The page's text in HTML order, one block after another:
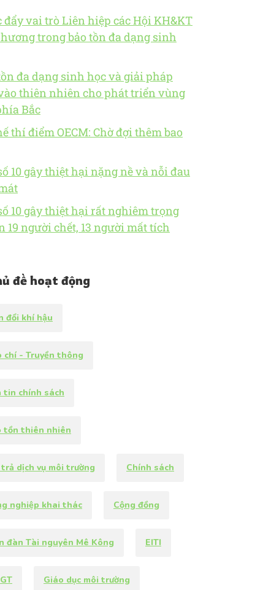
đẩy vai trò Liên hiệp các Hội KH&KT
trong bảo tồn đa dạng sinh
đa dạng sinh học và giải pháp
thiên nhiên cho phát triển vùng
Bắc
thí điểm OECM: Chờ đợi thêm bao
10 gây thiệt hại nặng nề và nỗi đau
10 gây thiệt hại rất nghiêm trọng
19 người chết, 13 người mất tích
đề hoạt động
đổi khí hậu
chí - Truyền thông
tin chính sách
tồn thiên nhiên
trả dịch vụ môi trường Chính sách
nghiệp khai thác Cộng đồng
đàn Tài nguyên Mê Kông EITI
Giáo dục môi trường